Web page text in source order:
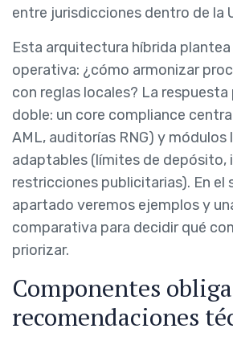
entre jurisdicciones dentro de la
Esta arquitectura híbrida
operativa: ¿cómo armonizar
con reglas locales? La
doble: un core compliance
AML, auditorías RNG) y módulos
adaptables (límites de depósito,
restricciones publicitarias). En el
apartado veremos ejemplos y
comparativa para decidir qué
priorizar.
Componentes
recomendaciones